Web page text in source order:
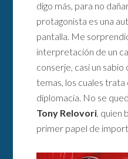
digo más, para no
protagonista es una
pantalla. Me
interpretación de un
conserje, casi un
temas, los cuales
diplomacia. No se
Tony Relovori, quien
primer papel de